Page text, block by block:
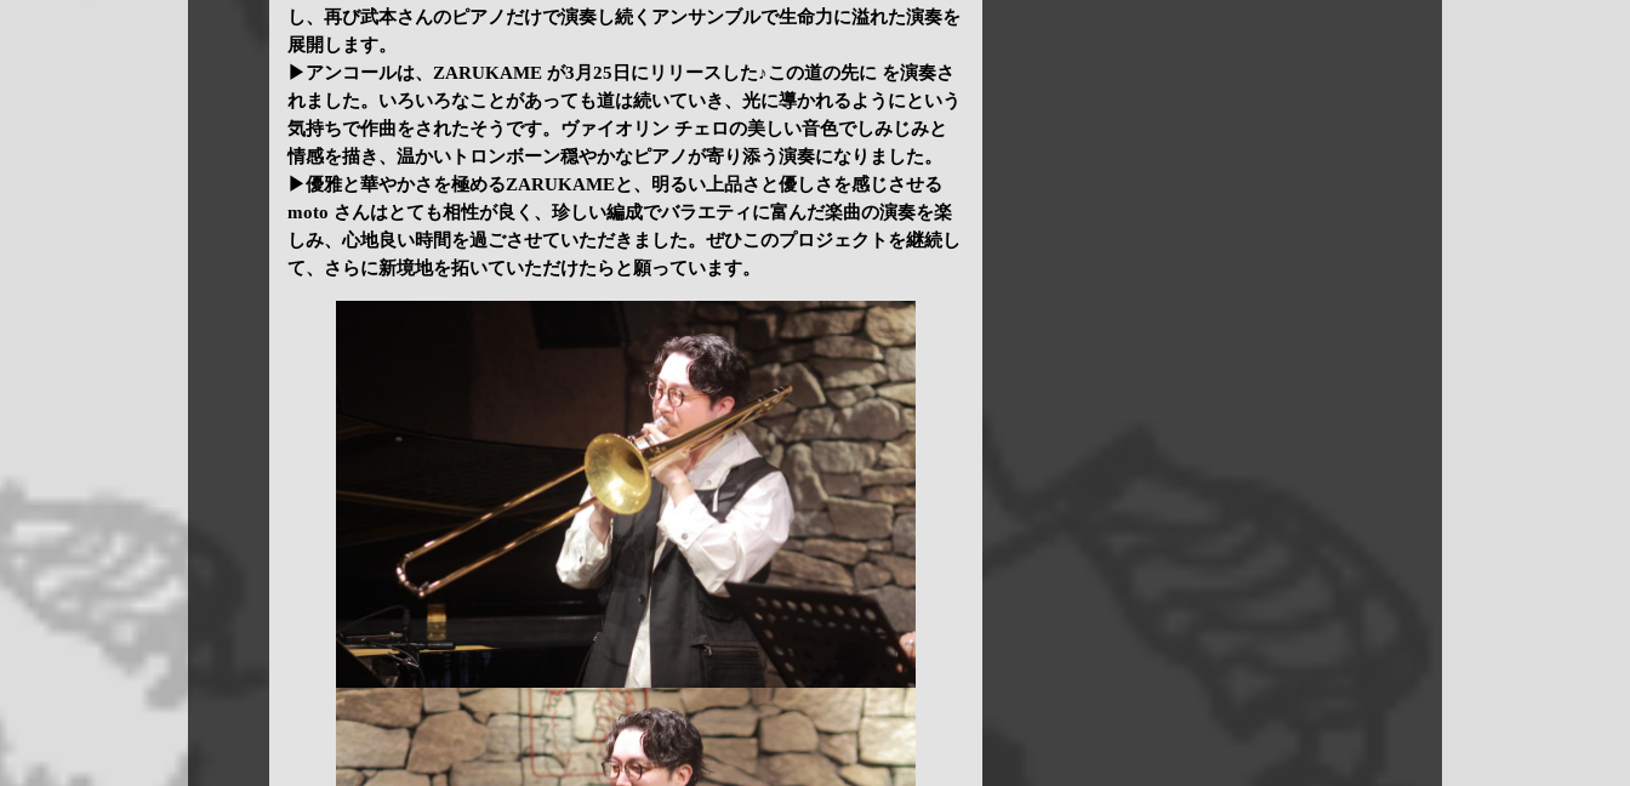
し、再び武本さんのピアノだけで演奏し続くアンサンブルで生命力に溢れた演奏を
展開します。
▶アンコールは、ZARUKAME が3月25日にリリースした♪この道の先に を演奏さ
れました。いろいろなことがあっても道は続いていき、光に導かれるようにという
気持ちで作曲をされたそうです。ヴァイオリン チェロの美しい音色でしみじみと
情感を描き、温かいトロンボーン穏やかなピアノが寄り添う演奏になりました。
▶優雅と華やかさを極めるZARUKAMEと、明るい上品さと優しさを感じさせる
moto さんはとても相性が良く、珍しい編成でバラエティに富んだ楽曲の演奏を楽
しみ、心地良い時間を過ごさせていただきました。ぜひこのプロジェクトを継続し
て、さらに新境地を拓いていただけたらと願っています。